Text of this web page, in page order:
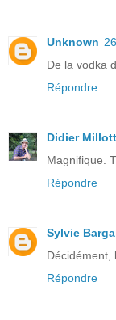
Unknown
De la vodka
Répondre
Didier
Magnifique.
Répondre
Sylvie
Décidément,
Répondre